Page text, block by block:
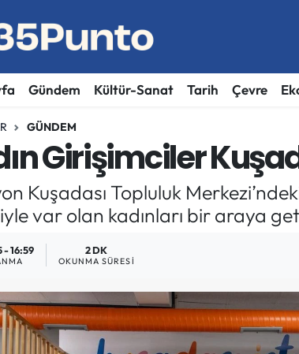
Gündem Kültür-Sanat Tarih Çevre
GÜNDEM
Girişimciler
Kuşadası Topluluk
var olan kadınları bir araya
- 16:59 2 DK
OKUNMA SÜRESI